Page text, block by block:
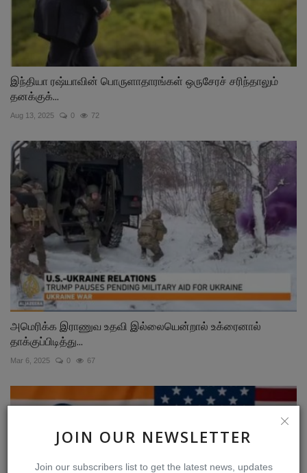
JOIN OUR NEWSLETTER
Join our subscribers list to get the latest news, updates
இந்தியா ரஷ்யாவின் பொருளாதாரங்கள் ஒருசேரச் சரிந்தாலும்
தனக்குக்...
Aug 13, 2025 0 72
அமெரிக்க இராணுவ உதவி இல்லையென்றால் உக்ரைனால்
தாக்குப்பிடித்து...
Mar 6, 2025 0 67